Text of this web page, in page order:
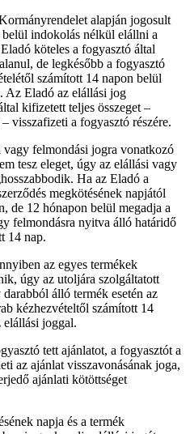
alapján jogosult
indokolás nélkül elállni a
köteles a fogyasztó által
de legkésőbb a fogyasztó
számított 14 napon belül
Az Eladó az elállási jog
kifizetett teljes összeget –
visszafizeti a fogyasztó részére.
felmondási jogra vonatkozó
tesz eleget, úgy az elállási vagy
Ha az Eladó a
megkötésének napjától
de 12 hónapon belül megadja a
felmondásra nyitva álló határidő
14 nap.
az egyes termékek
úgy az utoljára szolgáltatott
álló termék esetén az
kézhezvételtől számított 14
elállási joggal.
tett ajánlatot, a fogyasztót a
az ajánlat visszavonásának joga,
ajánlati kötöttséget
napja és a termék